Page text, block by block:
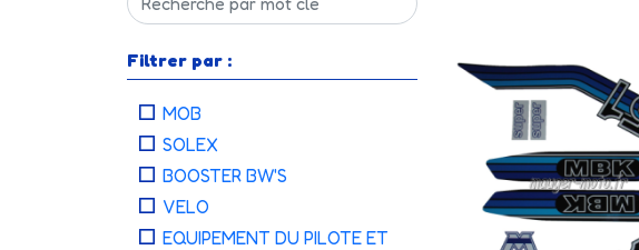
Filtrer par :
MOB
SOLEX
BOOSTER BW'S
VELO
EQUIPEMENT DU PILOTE ET